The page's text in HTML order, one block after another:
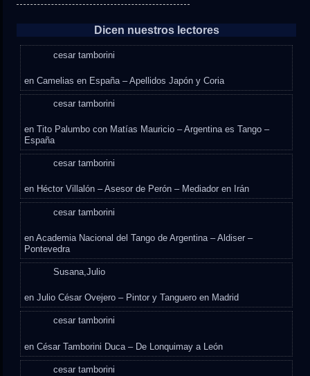
Dicen nuestros lectores
cesar tamborini
enCamelias en España – Apellidos Japón y Coria
cesar tamborini
enTito Palumbo con Matías Mauricio – Argentina es Tango –
España
cesar tamborini
en Héctor Villalón – Asesor de Perón – Mediador en Irán
cesar tamborini
enAcademia Nacional del Tango de Argentina – Aldiser –
Pontevedra
Susana,Julio
enJulio César Ovejero – Pintor y Tanguero en Madrid
cesar tamborini
enCésar Tamborini Duca – De Lonquimay a León
cesar tamborini